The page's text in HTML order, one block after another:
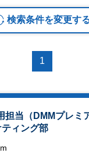
検索条件を変更す
1
担当（DMMプレミ
ィング部